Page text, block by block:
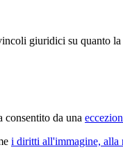
giuridici su quanto
da una
i diritti all'immagine, alla